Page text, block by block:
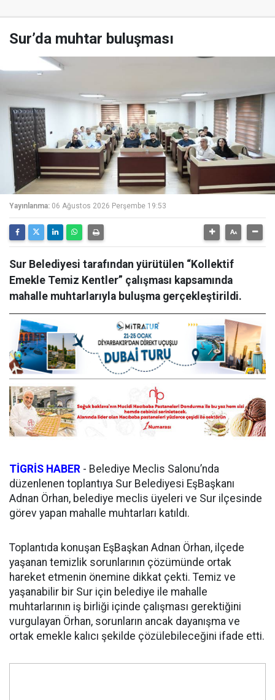
Sur’da muhtar buluşması
Yayınlanma: 06 Ağustos 2026 Perşembe 19:53
Sur Belediyesi tarafından yürütülen “Kollektif
Emekle Temiz Kentler” çalışması kapsamında
mahalle muhtarlarıyla buluşma gerçekleştirildi.
TİGRİS HABER - Belediye Meclis Salonu’nda
düzenlenen toplantıya Sur Belediyesi EşBaşkanı
Adnan Örhan, belediye meclis üyeleri ve Sur ilçesinde
görev yapan mahalle muhtarları katıldı.
Toplantıda konuşan EşBaşkan Adnan Örhan, ilçede
yaşanan temizlik sorunlarının çözümünde ortak
hareket etmenin önemine dikkat çekti. Temiz ve
yaşanabilir bir Sur için belediye ile mahalle
muhtarlarının iş birliği içinde çalışması gerektiğini
vurgulayan Örhan, sorunların ancak dayanışma ve
ortak emekle kalıcı şekilde çözülebileceğini ifade etti.